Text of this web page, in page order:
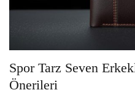
Spor Tarz Seven
Önerileri